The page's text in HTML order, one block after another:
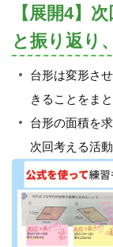
【展開4】
と振り返り
台形は変形さ
きることをまと
台形の面積を
次回考える活